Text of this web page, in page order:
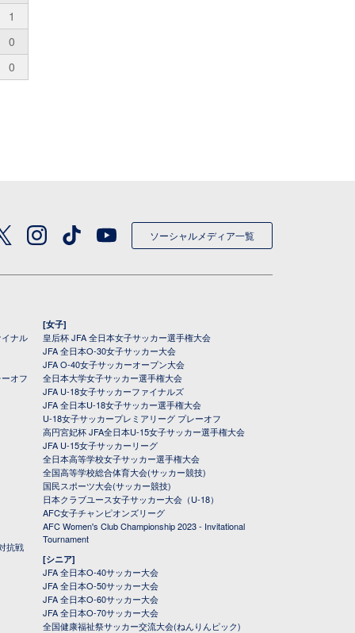
1
0
0
ソーシャルメディア一覧
ナル
オフ
抗戦
[女子]
皇后杯 JFA 全日本女子サッカー選手権大会
JFA 全日本O-30女子サッカー大会
JFA O-40女子サッカーオープン大会
全日本大学女子サッカー選手権大会
JFA U-18女子サッカーファイナルズ
JFA 全日本U-18女子サッカー選手権大会
U-18女子サッカープレミアリーグ プレーオフ
高円宮妃杯 JFA全日本U-15女子サッカー選手権大会
JFA U-15女子サッカーリーグ
全日本高等学校女子サッカー選手権大会
全国高等学校総合体育大会(サッカー競技)
国民スポーツ大会(サッカー競技)
日本クラブユース女子サッカー大会（U-18）
AFC女子チャンピオンズリーグ
AFC Women's Club Championship 2023 - Invitational
Tournament
[シニア]
JFA 全日本O-40サッカー大会
JFA 全日本O-50サッカー大会
JFA 全日本O-60サッカー大会
JFA 全日本O-70サッカー大会
全国健康福祉祭サッカー交流大会(ねんりんピック)